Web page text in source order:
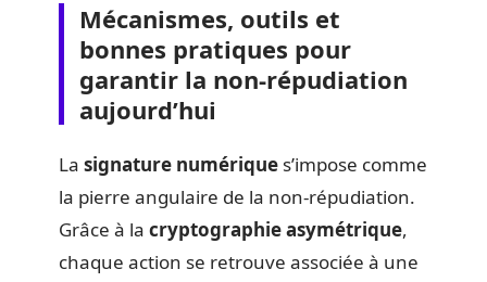
Mécanismes, outils et
bonnes pratiques pour
garantir la non-répudiation
aujourd’hui
La signature numérique s’impose comme
la pierre angulaire de la non-répudiation.
Grâce à la cryptographie asymétrique,
chaque action se retrouve associée à une